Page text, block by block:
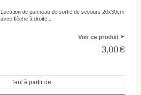
Location de panneau de sortie de secours 20x30cm
avec flèche à droite...
Voir ce produit
3,00 €
Tarif à partir de